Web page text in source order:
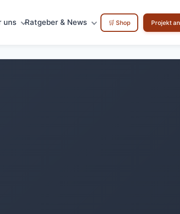
uns Ratgeber & News 🛒 Shop Projekt